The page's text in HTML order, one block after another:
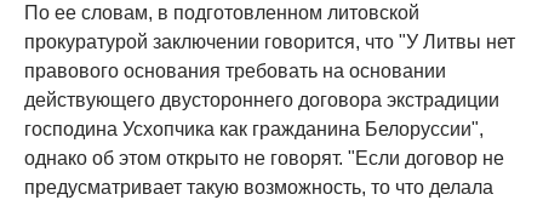
По ее словам, в подготовленном литовской
прокуратурой заключении говорится, что "У Литвы нет
правового основания требовать на основании
действующего двустороннего договора экстрадиции
господина Усхопчика как гражданина Белоруссии",
однако об этом открыто не говорят. "Если договор не
предусматривает такую возможность, то что делала